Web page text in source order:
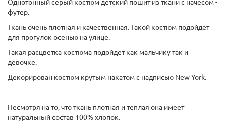
Однотонный серый костюм детский пошит из ткани с начесом -
футер.
Ткань очень плотная и качественная. Такой костюм подойдет
для прогулок осенью на улице.
Такая расцветка костюма подойдет как мальчику так и
девочке.
Декорирован костюм крутым накатом с надписью New York.
Несмотря на то, что ткань плотная и теплая она имеет
натуральный состав 100% хлопок.